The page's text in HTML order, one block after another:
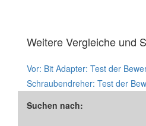
Weitere Vergleiche und
Vor: Bit Adapter: Test der
Schraubendreher: Test der
Suchen nach: